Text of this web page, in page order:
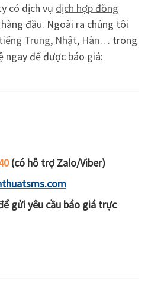
có dịch vụ dịch hợp đồng
đầu. Ngoài ra chúng tôi
Trung, Nhật, Hàn… trong
ngay để được báo giá:
(có hỗ trợ Zalo/Viber)
gửi yêu cầu báo giá trực